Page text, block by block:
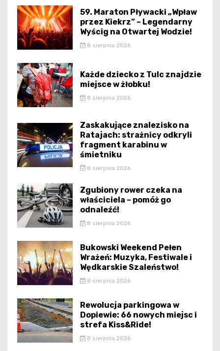
59. Maraton Pływacki „Wpław
przez Kiekrz” – Legendarny
Wyścig na Otwartej Wodzie!
8 sierpnia 2026
Każde dziecko z Tulc znajdzie
miejsce w żłobku!
8 sierpnia 2026
Zaskakujące znalezisko na
Ratajach: strażnicy odkryli
fragment karabinu w
śmietniku
8 sierpnia 2026
Zgubiony rower czeka na
właściciela – pomóż go
odnaleźć!
8 sierpnia 2026
Bukowski Weekend Pełen
Wrażeń: Muzyka, Festiwale i
Wędkarskie Szaleństwo!
8 sierpnia 2026
Rewolucja parkingowa w
Dopiewie: 66 nowych miejsc i
strefa Kiss&Ride!
8 sierpnia 2026